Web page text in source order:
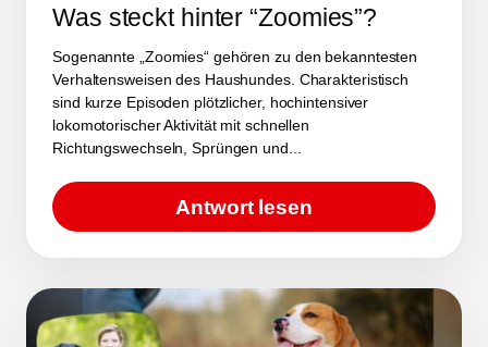
Was steckt hinter “Zoomies”?
Sogenannte „Zoomies“ gehören zu den bekanntesten
Verhaltensweisen des Haushundes. Charakteristisch
sind kurze Episoden plötzlicher, hochintensiver
lokomotorischer Aktivität mit schnellen
Richtungswechseln, Sprüngen und...
Antwort lesen